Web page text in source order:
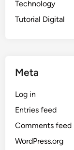
Technology
Tutorial Digital
Meta
Log in
Entries feed
Comments feed
WordPress.org